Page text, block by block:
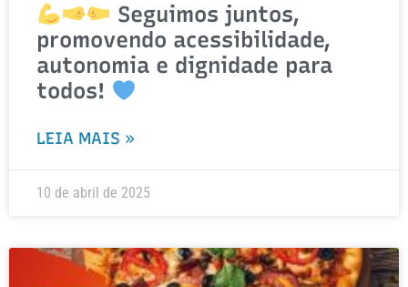
Seguimos juntos,
promovendo acessibilidade,
autonomia e dignidade para
todos!
LEIA MAIS »
10 de abril de 2025